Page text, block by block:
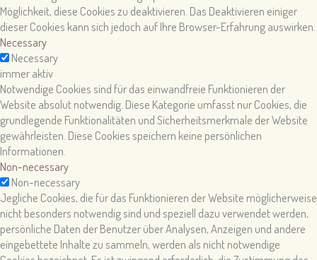
Möglichkeit, diese Cookies zu deaktivieren. Das Deaktivieren einiger
dieser Cookies kann sich jedoch auf Ihre Browser-Erfahrung auswirken.
Necessary
Necessary
immer aktiv
Notwendige Cookies sind für das einwandfreie Funktionieren der
Website absolut notwendig. Diese Kategorie umfasst nur Cookies, die
grundlegende Funktionalitäten und Sicherheitsmerkmale der Website
gewährleisten. Diese Cookies speichern keine persönlichen
Informationen.
Non-necessary
Non-necessary
Jegliche Cookies, die für das Funktionieren der Website möglicherweise
nicht besonders notwendig sind und speziell dazu verwendet werden,
persönliche Daten der Benutzer über Analysen, Anzeigen und andere
eingebettete Inhalte zu sammeln, werden als nicht notwendige